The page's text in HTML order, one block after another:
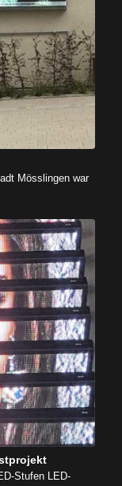
Mösslingen war
Stufen LED-